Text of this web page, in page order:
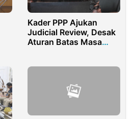
Kader PPP Ajukan
Judicial Review, Desak
Aturan Batas Masa